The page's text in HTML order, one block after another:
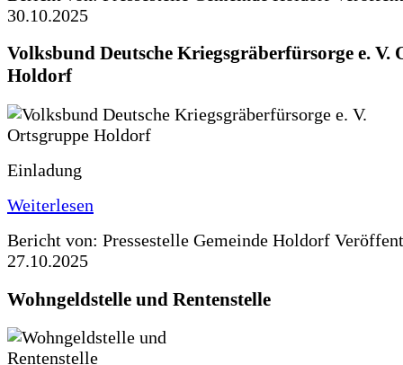
30.10.2025
Volksbund Deutsche Kriegsgräberfürsorge e. V.
Holdorf
Einladung
Weiterlesen
Bericht von: Pressestelle Gemeinde Holdorf
27.10.2025
Wohngeldstelle und Rentenstelle